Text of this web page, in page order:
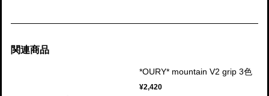
関連商品
*OURY* mountain V2 grip 3色
¥2,420